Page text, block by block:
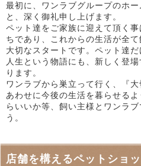
最初に、ワンラブグループのホ
と、深く御礼申し上げます。
ペット達をご家族に迎えて頂く
ちであり、これからの生活が全
大切なスタートです。ペット達
人生という物語にも、新しく登
ります。
ワンラブから巣立って行く、『
あわせに今後の生活を暮らせる
らいいか等、飼い主様とワンラ
う。
店舗を構えるペットショ